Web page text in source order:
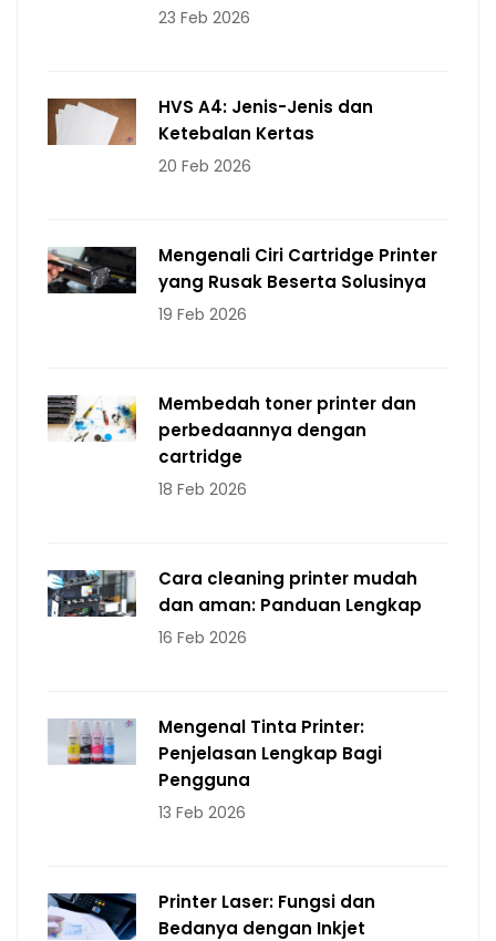
23 Feb 2026
HVS A4: Jenis-Jenis dan
Ketebalan Kertas
20 Feb 2026
Mengenali Ciri Cartridge Printer
yang Rusak Beserta Solusinya
19 Feb 2026
Membedah toner printer dan
perbedaannya dengan
cartridge
18 Feb 2026
Cara cleaning printer mudah
dan aman: Panduan Lengkap
16 Feb 2026
Mengenal Tinta Printer:
Penjelasan Lengkap Bagi
Pengguna
13 Feb 2026
Printer Laser: Fungsi dan
Bedanya dengan Inkjet